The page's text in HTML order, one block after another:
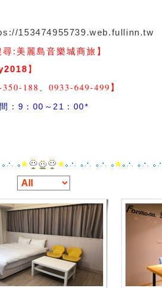
153474955739.web.fullinn.tw
尋: 美麗島音樂城商旅 】
】
0933-649-499 】
21：00*